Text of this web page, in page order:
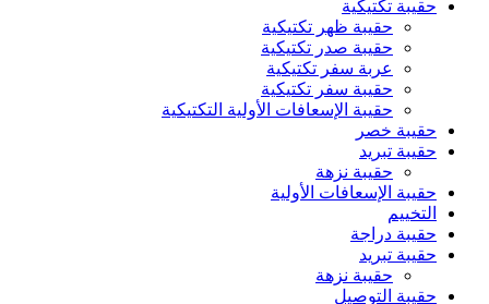
حقيبة تكتيكية
حقيبة ظهر تكتيكية
حقيبة صدر تكتيكية
عربة سفر تكتيكية
حقيبة سفر تكتيكية
حقيبة الإسعافات الأولية التكتيكية
حقيبة خصر
حقيبة تبريد
حقيبة نزهة
حقيبة الإسعافات الأولية
التخييم
حقيبة دراجة
حقيبة تبريد
حقيبة نزهة
حقيبة التوصيل